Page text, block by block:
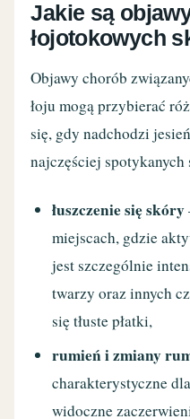
Jakie są
łojotokowych
Objawy chorób
łoju mogą przybierać
się, gdy nadchodzi
najczęściej spotykanych
łuszczenie się skóry
miejscach, gdzie
jest szczególnie
twarzy oraz innych
się tłuste płatki,
rumień i zmiany
charakterystyczne
widoczne